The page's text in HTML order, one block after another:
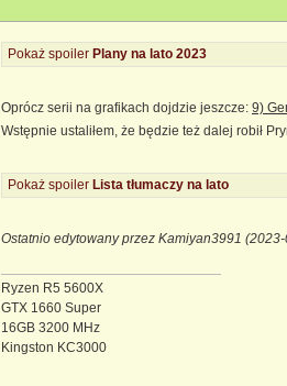
Pokaż spoiler Plany na lato 2023
Oprócz serii na grafikach dojdzie jeszcze: 9)
Wstępnie ustaliłem, że będzie też dalej robił
Pokaż spoiler Lista tłumaczy na lato
Ostatnio edytowany przez Kamiyan3991
Ryzen R5 5600X
GTX 1660 Super
16GB 3200 MHz
Kingston KC3000